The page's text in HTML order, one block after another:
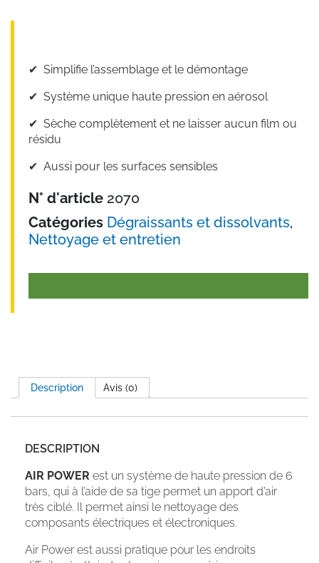
✔︎ Simplifie l’assemblage et le démontage
✔︎ Système unique haute pression en aérosol
✔︎ Sèche complètement et ne laisser aucun film ou
résidu
✔︎ Aussi pour les surfaces sensibles
N° d'article 2070
Catégories Dégraissants et dissolvants,
Nettoyage et entretien
Description Avis (0)
DESCRIPTION
AIR POWER est un système de haute pression de 6
bars, qui à l’aide de sa tige permet un apport d’air
très ciblé. Il permet ainsi le nettoyage des
composants électriques et électroniques.
Air Power est aussi pratique pour les endroits